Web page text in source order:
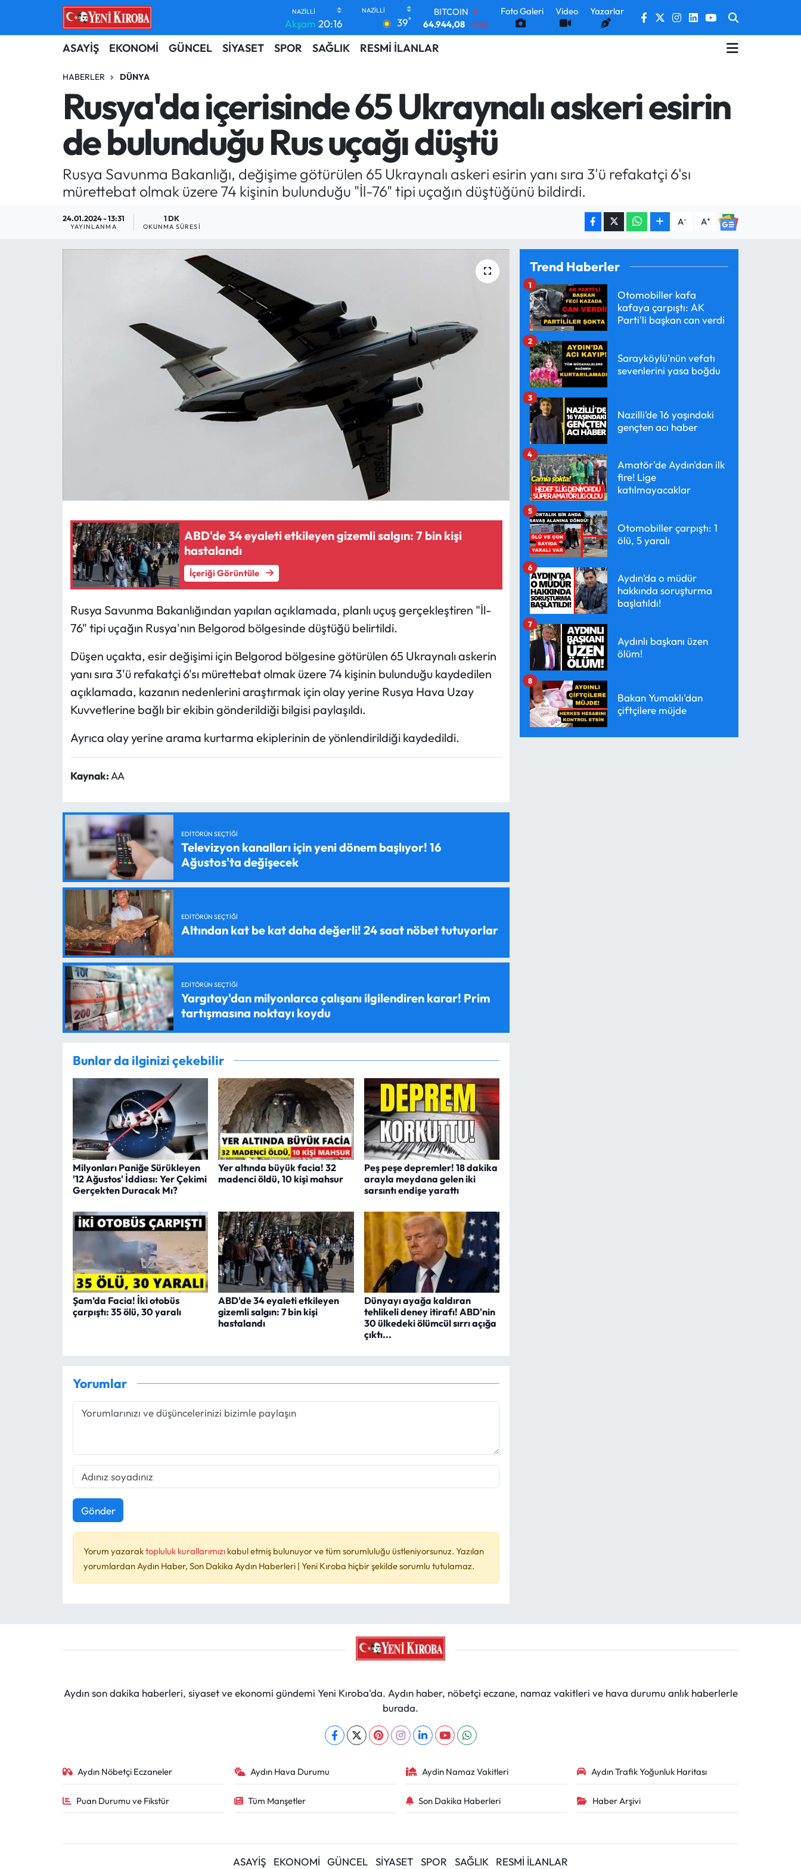
Akşam 20:16 39°
64.944,08
-0.18
DOLAR
47,7436
GRAM ALTIN
6660.55 0.03
BİST100
13.779 -14
Foto Galeri Video Yazarlar
ASAYİŞ EKONOMİ GÜNCEL SİYASET SPOR SAĞLIK RESMİ İLANLAR
HABERLER DÜNYA
Rusya'da içerisinde 65 Ukraynalı askeri esirin
de bulunduğu Rus uçağı düştü
Rusya Savunma Bakanlığı, değişime götürülen 65 Ukraynalı askeri esirin yanı sıra 3'ü refakatçi 6'sı
mürettebat olmak üzere 74 kişinin bulunduğu "İl-76" tipi uçağın düştüğünü bildirdi.
24.01.2024 - 13:31
YAYINLANMA
1 DK
OKUNMA SÜRESI A- A+
ABD'de 34 eyaleti etkileyen gizemli salgın: 7 bin kişi
hastalandı
İçeriği Görüntüle
Rusya Savunma Bakanlığından yapılan açıklamada, planlı uçuş gerçekleştiren "İl-
76" tipi uçağın Rusya'nın Belgorod bölgesinde düştüğü belirtildi.
Düşen uçakta, esir değişimi için Belgorod bölgesine götürülen 65 Ukraynalı askerin
yanı sıra 3'ü refakatçi 6'sı mürettebat olmak üzere 74 kişinin bulunduğu kaydedilen
açıklamada, kazanın nedenlerini araştırmak için olay yerine Rusya Hava Uzay
Kuvvetlerine bağlı bir ekibin gönderildiği bilgisi paylaşıldı.
Ayrıca olay yerine arama kurtarma ekiplerinin de yönlendirildiği kaydedildi.
Kaynak:AA
EDITÖRÜN SEÇTIĞI
Televizyon kanalları için yeni dönem başlıyor! 16
Ağustos'ta değişecek
EDITÖRÜN SEÇTIĞI
Altından kat be kat daha değerli! 24 saat nöbet tutuyorlar
EDITÖRÜN SEÇTIĞI
Yargıtay'dan milyonlarca çalışanı ilgilendiren karar! Prim
tartışmasına noktayı koydu
Bunlar da ilginizi çekebilir
Milyonları Paniğe Sürükleyen
'12 Ağustos' İddiası: Yer Çekimi
Gerçekten Duracak Mı?
Yer altında büyük facia! 32
madenci öldü, 10 kişi mahsur
Peş peşe depremler! 18 dakika
arayla meydana gelen iki
sarsıntı endişe yarattı
Şam’da Facia! İki otobüs
çarpıştı: 35 ölü, 30 yaralı
ABD'de 34 eyaleti etkileyen
gizemli salgın: 7 bin kişi
hastalandı
Dünyayı ayağa kaldıran
tehlikeli deney itirafı! ABD'nin
30 ülkedeki ölümcül sırrı açığa
çıktı...
Yorumlar
Gönder
Yorum yazaraktopluluk kurallarımızı kabul etmiş bulunuyor ve tüm sorumluluğu üstleniyorsunuz. Yazılan
yorumlardan Aydın Haber, Son Dakika Aydın Haberleri | Yeni Kıroba hiçbir şekilde sorumlu tutulamaz.
Trend Haberler
Otomobiller kafa
kafaya çarpıştı: AK
Parti'li başkan can verdi
1
Sarayköylü'nün vefatı
sevenlerini yasa boğdu
2
Nazilli’de 16 yaşındaki
gençten acı haber
3
Amatör'de Aydın'dan ilk
fire! Lige
katılmayacaklar
4
Otomobiller çarpıştı: 1
ölü, 5 yaralı
5
Aydın’da o müdür
hakkında soruşturma
başlatıldı!
6
Aydınlı başkanı üzen
ölüm!
7
Bakan Yumaklı'dan
çiftçilere müjde
8
Aydın son dakika haberleri, siyaset ve ekonomi gündemi Yeni Kıroba'da. Aydın haber, nöbetçi eczane, namaz vakitleri ve hava durumu anlık haberlerle
burada.
Aydın Nöbetçi Eczaneler Aydın Hava Durumu Aydin Namaz Vakitleri Aydın Trafik Yoğunluk Haritası
Puan Durumu ve Fikstür Tüm Manşetler Son Dakika Haberleri Haber Arşivi
ASAYİŞ EKONOMİ GÜNCEL SİYASET SPOR SAĞLIK RESMİ İLANLAR
ASAYİŞ
BİLİM-TEKNOLOJİ
DÜNYA
EĞİTİM
EKONOMİ
GÜNCEL
RESMİ İLANLAR
HABER İLAN
Aydın Nöbetçi Eczaneler
Aydın Hava Durumu
Aydin Namaz Vakitleri
Aydın Trafik Yoğunluk Haritası
Süper Lig Puan Durumu ve Fikstür
Tüm Manşetler
Son Dakika Haberleri